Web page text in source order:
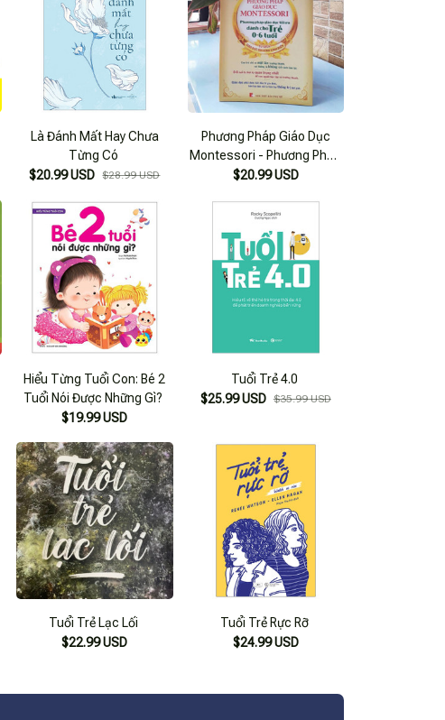
Là Đánh Mất Hay Chưa
Từng Có
$20.99 USD
$28.99 USD
Phương Pháp Giáo Dục
Montessori - Phương Pháp
Giáo Dục Tối Ưu Dành Cho
$20.99 USD
Hiểu Từng Tuổi Con: Bé 2
Tuổi Nói Được Những Gì?
$19.99 USD
Tuổi Trẻ 4.0
$25.99 USD $35.99 USD
Tuổi Trẻ Lạc Lối
$22.99 USD
Tuổi Trẻ Rực Rỡ
$24.99 USD